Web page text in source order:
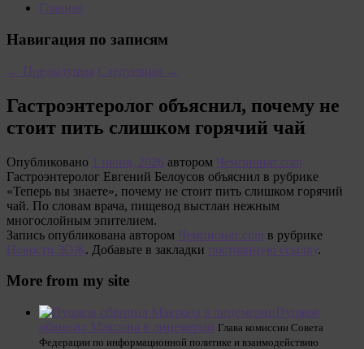
Главная
Навигация по записям
← Предыдущая Следующая →
Гастроэнтеролог объяснил, почему не
стоит пить слишком горячий чай
Опубликовано 1 июня, 2026 автором Чемпионат.com
Гастроэнтеролог Евгений Белоусов объяснил в рубрике
«Теперь вы знаете», почему не стоит пить слишком горячий
чай. По словам врача, пищевод выстлан нежным
многослойным эпителием.
Запись опубликована автором Чемпионат.com в рубрике
Новости ЗОЖ. Добавьте в закладки постоянную ссылку.
More from my site
Пушков
обвинил Макрона в лицемерии Глава комиссии Совета
Федерации по информационной политике и взаимодействию